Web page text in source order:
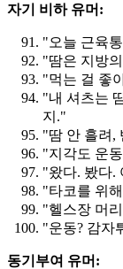
자기 비하 유머:
"오늘 근육
"땀은 지방
"먹는 걸 좋
"내 셔츠는
지."
"땀 안 흘려,
"지각도 운
"왔다. 봤다.
"타코를 위
"헬스장 머
"운동? 감자
동기부여 유머: